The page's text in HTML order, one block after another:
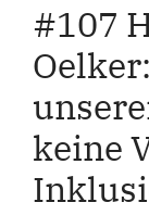
#107
keine